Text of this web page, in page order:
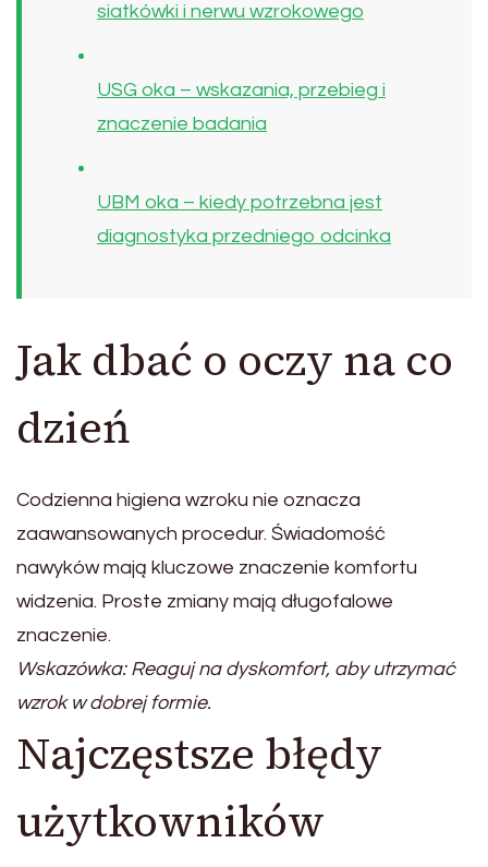
siatkówki i nerwu wzrokowego
USG oka – wskazania, przebieg i
znaczenie badania
UBM oka – kiedy potrzebna jest
diagnostyka przedniego odcinka
Jak dbać o oczy na co
dzień
Codzienna higiena wzroku nie oznacza
zaawansowanych procedur. Świadomość
nawyków mają kluczowe znaczenie komfortu
widzenia. Proste zmiany mają długofalowe
znaczenie.
Wskazówka: Reaguj na dyskomfort, aby utrzymać
wzrok w dobrej formie.
Najczęstsze błędy
użytkowników